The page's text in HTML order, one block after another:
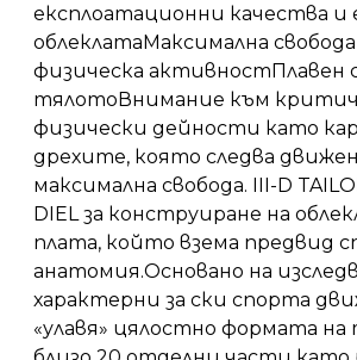
експлоатационни качества
облеклатаМаксимална
физическа активностПлавен
тялотоВнимание към
физически дейности като
дрехите, която следва
максимална свобода. III-D
DIEL за конструиране на
плата, който взема предвид
анатомия.Основано на
характерни за ски спорта
«улавя» цялостно формата